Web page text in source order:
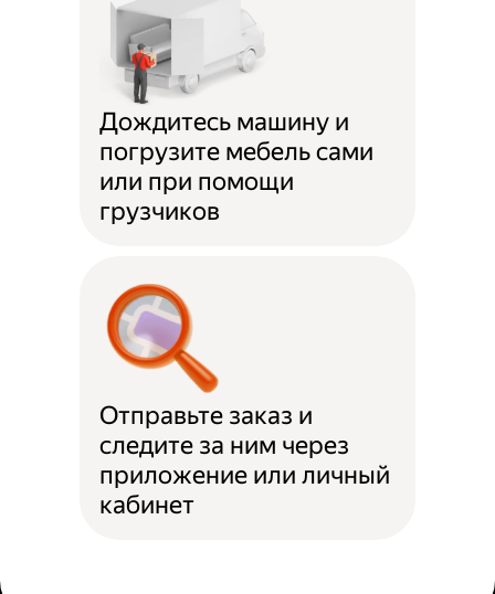
Дождитесь машину и
погрузите мебель сами
или при помощи
грузчиков
Отправьте заказ и
следите за ним через
приложение или личный
кабинет